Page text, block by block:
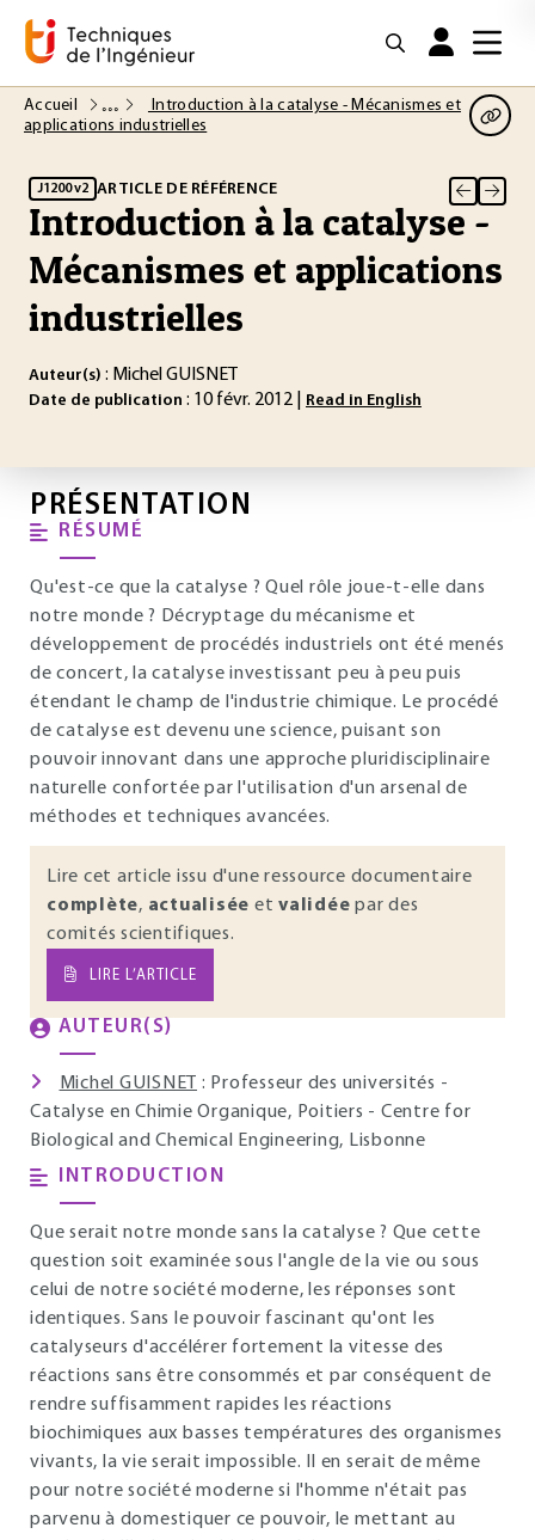
Accueil
Introduction à la catalyse - Mécanismes et
applications industrielles
J1200 v2 ARTICLE DE RÉFÉRENCE
Introduction à la catalyse -
Mécanismes et applications
industrielles
Auteur(s) : Michel GUISNET
Date de publication : 10 févr. 2012 | Read in English
PRÉSENTATION
RÉSUMÉ
Qu'est-ce que la catalyse ? Quel rôle joue-t-elle dans
notre monde ? Décryptage du mécanisme et
développement de procédés industriels ont été menés
de concert, la catalyse investissant peu à peu puis
étendant le champ de l'industrie chimique. Le procédé
de catalyse est devenu une science, puisant son
pouvoir innovant dans une approche pluridisciplinaire
naturelle confortée par l'utilisation d'un arsenal de
méthodes et techniques avancées.
Lire cet article issu d'une ressource documentaire
complète, actualisée et validée par des
comités scientifiques.
LIRE L’ARTICLE
AUTEUR(S)
Michel GUISNET
: Professeur des universités -
Catalyse en Chimie Organique, Poitiers - Centre for
Biological and Chemical Engineering, Lisbonne
INTRODUCTION
Que serait notre monde sans la catalyse ? Que cette
question soit examinée sous l'angle de la vie ou sous
celui de notre société moderne, les réponses sont
identiques. Sans le pouvoir fascinant qu'ont les
catalyseurs d'accélérer fortement la vitesse des
réactions sans être consommés et par conséquent de
rendre suffisamment rapides les réactions
biochimiques aux basses températures des organismes
vivants, la vie serait impossible. Il en serait de même
pour notre société moderne si l'homme n'était pas
parvenu à domestiquer ce pouvoir, le mettant au